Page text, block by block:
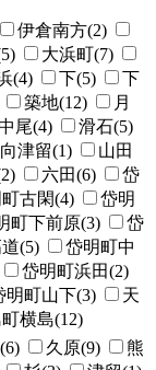
伊倉南方(2)
大浜町(7)
(4) 下(5)
下
築地(12)
月
尾(4)
滑石(5)
向津留(1)
山田
六田(6)
岱
古閑(4)
岱明
町下前原(3)
岱
(5)
岱明町中
岱明町浜田(2)
明町山下(3)
天
横島(12)
久原(9)
熊